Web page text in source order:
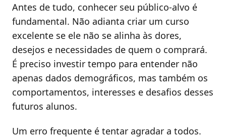
Antes de tudo, conhecer seu público-alvo é
fundamental. Não adianta criar um curso
excelente se ele não se alinha às dores,
desejos e necessidades de quem o comprará.
É preciso investir tempo para entender não
apenas dados demográficos, mas também os
comportamentos, interesses e desafios desses
futuros alunos.
Um erro frequente é tentar agradar a todos.